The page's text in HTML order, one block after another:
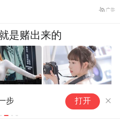
发布6款新
长50%
打开
是赌出来的